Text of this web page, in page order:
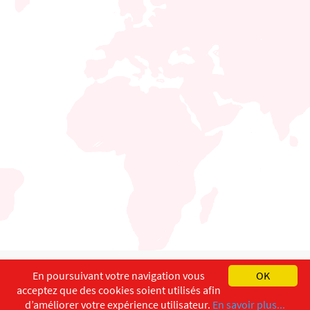
English Français
Copyright ©ISEC-AdW Aspects légaux
OK
En poursuivant votre navigation vous
acceptez que des cookies soient utilisés afin
d’améliorer votre expérience utilisateur. En savoir plus...